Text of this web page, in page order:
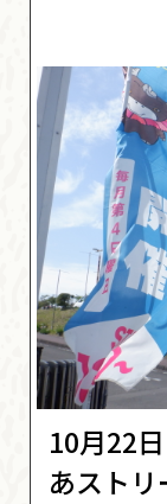
10月22
あスト